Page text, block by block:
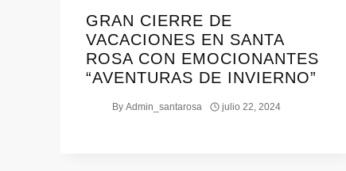
GRAN CIERRE DE
VACACIONES EN SANTA
ROSA CON EMOCIONANTES
“AVENTURAS DE INVIERNO”
By Admin_santarosa julio 22, 2024